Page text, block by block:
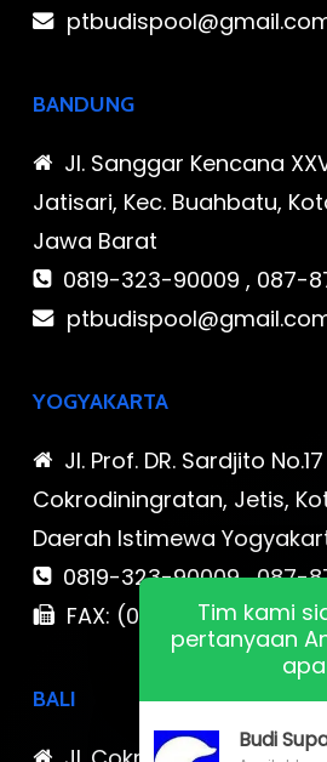
BANDUNG
Jl. Sanggar Kencana
Jatisari, Kec. Buahbatu,
Jawa Barat
0819-323-90009 , 087-
YOGYAKARTA
Jl. Prof. DR. Sardjito No.17
Cokrodiningratan, Jetis,
Daerah Istimewa
0819-323-90009 , 087-
FAX: (021) 780 7511
BALI
Tim kami
pertanyaan
Budi